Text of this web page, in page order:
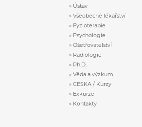
Ústav
Všeobecné lékařství
Fyzioterapie
Psychologie
Ošetřovatelství
Radiologie
Ph.D.
Věda a výzkum
CESKA / Kurzy
Exkurze
Kontakty